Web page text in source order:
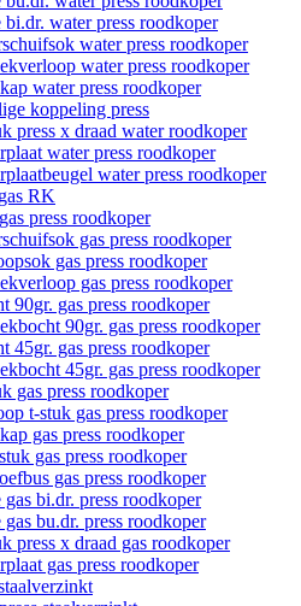
water press roodkoper
water press roodkoper
water press roodkoper
water press roodkoper
koppeling press
press x draad water roodkoper
water press roodkoper
water press roodkoper
RK
press roodkoper
gas press roodkoper
gas press roodkoper
gas press roodkoper
90gr. gas press roodkoper
90gr. gas press roodkoper
45gr. gas press roodkoper
45gr. gas press roodkoper
gas press roodkoper
t-stuk gas press roodkoper
gas press roodkoper
gas press roodkoper
gas press roodkoper
bi.dr. press roodkoper
bu.dr. press roodkoper
press x draad gas roodkoper
gas press roodkoper